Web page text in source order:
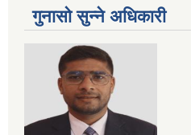
गुनासो सुन्ने अधिकारी